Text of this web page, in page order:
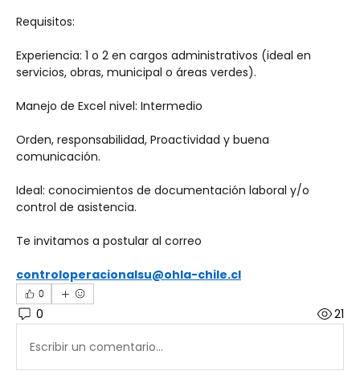
Requisitos:
Experiencia: 1 o 2 en cargos administrativos (ideal en
servicios, obras, municipal o áreas verdes).
Manejo de Excel nivel: Intermedio
Orden, responsabilidad, Proactividad y buena
comunicación.
Ideal: conocimientos de documentación laboral y/o
control de asistencia.
Te invitamos a postular al correo
controloperacionalsu@ohla-chile.cl
0
0 21
Escribir un comentario...